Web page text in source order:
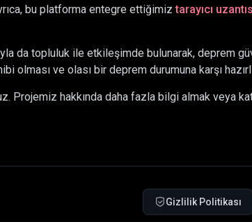
bu platforma entegre ettiğimiz tarayıcı
da topluluk ile etkileşimde bulunarak, deprem
ve olası bir deprem durumuna karşı
Projemiz hakkında daha fazla bilgi almak veya
Gizlilik Politikası